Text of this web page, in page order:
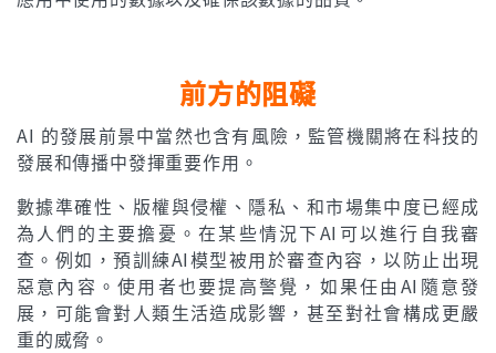
前方的阻礙
AI 的發展前景中當然也含有風險，監管機關將在科技的
發展和傳播中發揮重要作用。
數據準確性、版權與侵權、隱私、和市場集中度已經成
為人們的主要擔憂。在某些情況下AI可以進行自我審
查。例如，預訓練AI模型被用於審查內容，以防止出現
惡意內容。使用者也要提高警覺，如果任由AI隨意發
展，可能會對人類生活造成影響，甚至對社會構成更嚴
重的威脅。